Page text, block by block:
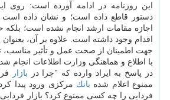
این روزنامه در ادامه آورده است: روی
دستور قاطع داده است؛ و نشان داده است
اجازه مقامات ارشد انجام نشده است؛
اقدام وجود داشته است. علاوه بر آن، بعنوان
جهت اطمینان از صحت عمل و تأثیر مناسب،
با اطلاع و هماهنگی وزارت اطلاعات
در پاسخ به ایراد وارده كه "چرا در بازار
ممنوع اعلام شده بانك مركزی ورود پیدا
فردایی را چه كسی ممنوع كرد؟ بازار